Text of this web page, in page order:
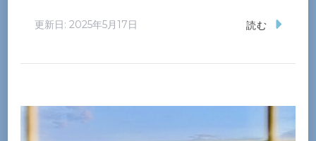
更新日: 2025年5月17日 読む